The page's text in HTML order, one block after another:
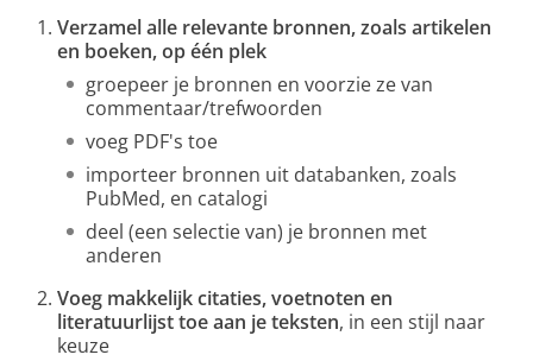
Verzamel alle relevante bronnen, zoals artikelen
en boeken, op één plek
groepeer je bronnen en voorzie ze van
commentaar/trefwoorden
voeg PDF's toe
importeer bronnen uit databanken, zoals
PubMed, en catalogi
deel (een selectie van) je bronnen met
anderen
Voeg makkelijk citaties, voetnoten en
literatuurlijst toe aan je teksten, in een stijl naar
keuze